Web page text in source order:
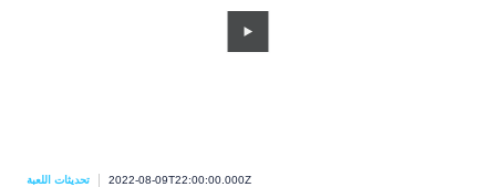
تحديثات اللعبة 2022-08-09T22:00:00.000Z